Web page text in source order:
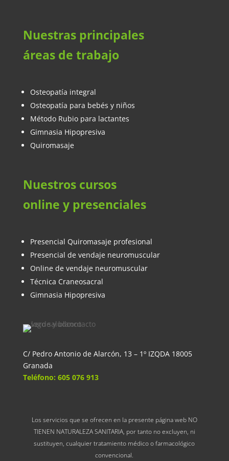
Nuestras principales
áreas de trabajo
Osteopatía integral
Osteopatía para bebés y niños
Método Rubio para lactantes
Gimnasia Hipopresiva
Quiromasaje
Nuestros cursos
online y presenciales
Presencial Quiromasaje profesional
Presencial de vendaje neuromuscular
Online de vendaje neuromuscular
Técnica Craneosacral
Gimnasia Hipopresiva
C/ Pedro Antonio de Alarcón, 13 – 1º IZQDA 18005
Granada
Teléfono: 605 076 913
Los servicios que se ofrecen en la presente página web NO
TIENEN NATURALEZA SANITARIA, por tanto no excluyen, ni
sustituyen, cualquier tratamiento médico o farmacológico
convencional.